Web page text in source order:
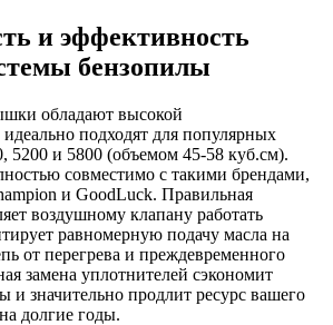
и эффективность
бензопилы
обладают высокой
подходят для популярных
5200 и 5800 (объемом 45-58 куб.см).
совместимо с такими брендами,
и GoodLuck. Правильная
воздушному клапану работать
равномерную подачу масла на
от перегрева и преждевременного
замена уплотнителей сэкономит
и значительно продлит ресурс вашего
долгие годы.